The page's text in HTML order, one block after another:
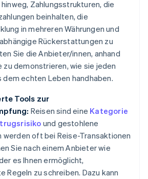
Zahlungsstrukturen, die
beinhalten, die
in mehreren Währungen und
Rückerstattungen zu
Sie die Anbieter/innen, anhand
zu demonstrieren, wie sie jeden
dem echten Leben handhaben.
Tools zur
Reisen sind eine Kategorie
und gestohlene
werden oft bei Reise-Transaktionen
Sie nach einem Anbieter wie
es Ihnen ermöglicht,
Regeln zu schreiben. Dazu kann